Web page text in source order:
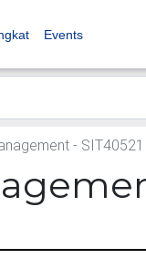
Events
- SIT40521